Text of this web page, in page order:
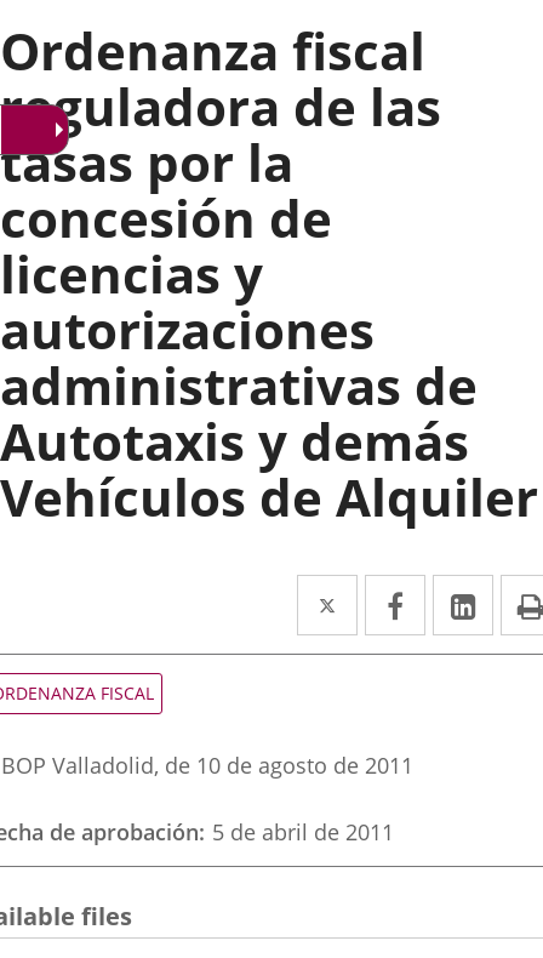
Ordenanza fiscal
reguladora de las
tasas por la
concesión de
licencias y
autorizaciones
administrativas de
Autotaxis y demás
Vehículos de Alquiler
Twitter
Enlace
a
externa.
Facebook
Enlace
a
externa.
a
FISCAL
BOP Valladolid, de 10 de agosto de 2011
de aprobación 5 de abril de 2011
files